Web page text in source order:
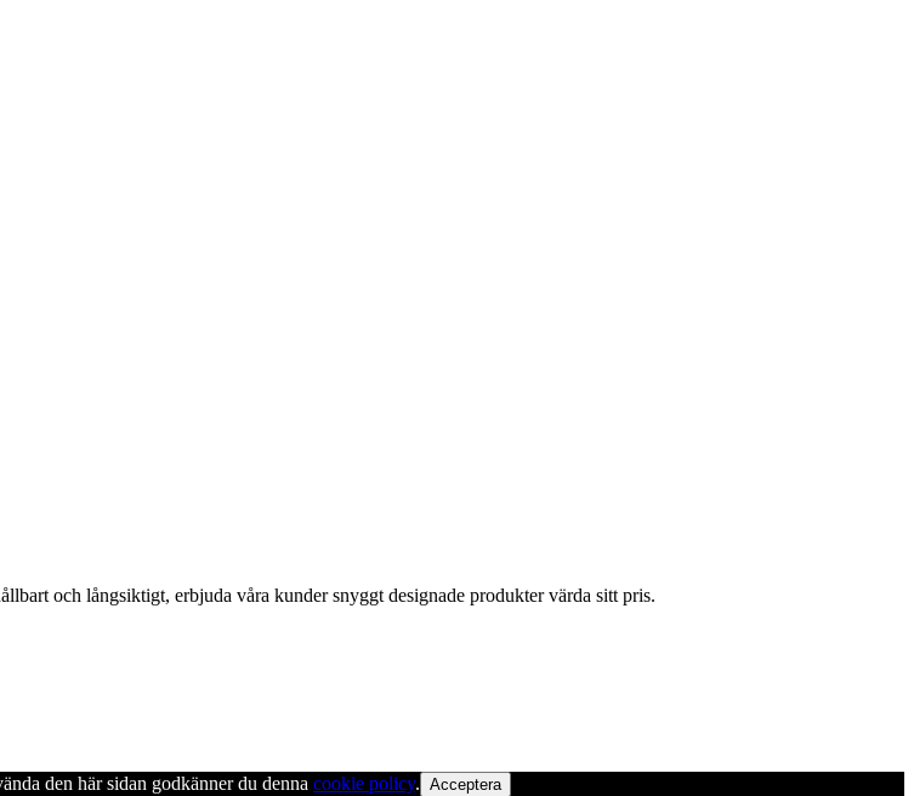
och långsiktigt, erbjuda våra kunder snyggt designade produkter värda sitt pris.
den här sidan godkänner du denna cookie policy. Acceptera